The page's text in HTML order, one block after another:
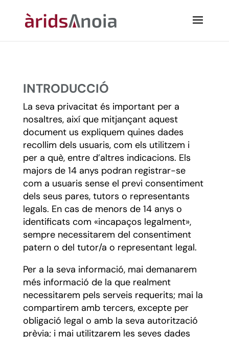
INTRODUCCIÓ
La seva privacitat és important per a
nosaltres, així que mitjançant aquest
document us expliquem quines dades
recollim dels usuaris, com els utilitzem i
per a què, entre d’altres indicacions. Els
majors de 14 anys podran registrar-se
com a usuaris sense el previ consentiment
dels seus pares, tutors o representants
legals. En cas de menors de 14 anys o
identificats com «incapaços legalment»,
sempre necessitarem del consentiment
patern o del tutor/a o representant legal.
Per a la seva informació, mai demanarem
més informació de la que realment
necessitarem pels serveis requerits; mai la
compartirem amb tercers, excepte per
obligació legal o amb la seva autorització
prèvia; i mai utilitzarem les seves dades